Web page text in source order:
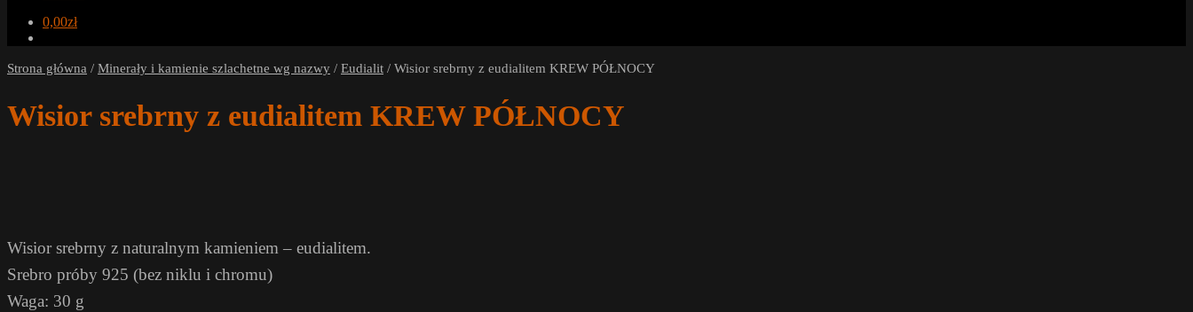
0,00zł
Strona główna / Minerały i kamienie szlachetne wg nazwy / Eudialit / Wisior srebrny z eudialitem KREW PÓŁNOCY
Wisior srebrny z eudialitem KREW PÓŁNOCY
Wisior srebrny z naturalnym kamieniem – eudialitem.
Srebro próby 925 (bez niklu i chromu)
Waga: 30 g